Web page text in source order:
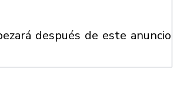
después de este anuncio